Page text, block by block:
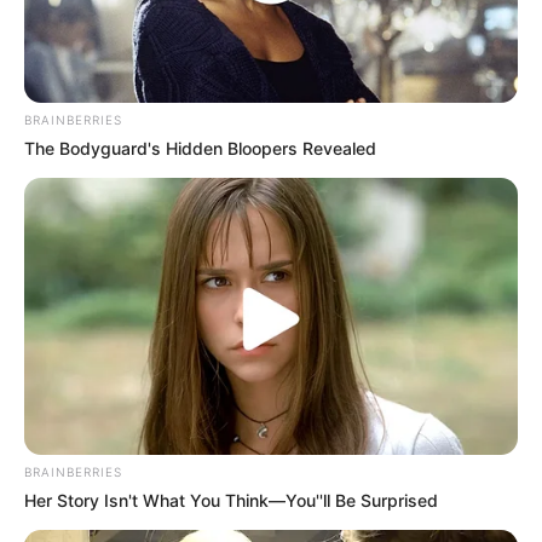
BRAINBERRIES
The Bodyguard's Hidden Bloopers Revealed
BRAINBERRIES
Her Story Isn't What You Think—You''ll Be Surprised